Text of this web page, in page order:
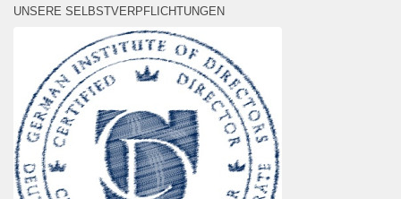
UNSERE SELBSTVERPFLICHTUNGEN